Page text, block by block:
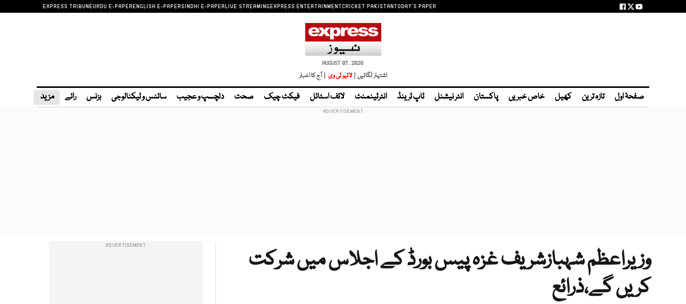
EXPRESS TRIBUNEURDU E-PAPERENGLISH E-PAPERSINDHI E-PAPERLIVE STREAMINGEXPRESS ENTERTAINMENTCRICKET PAKISTANTODAY'S PAPER
AUGUST 07, 2026
اشتہار لگائیں | لائیو ٹی وی | آج کا اخبار
صفحۂ اول تازہ ترین کھیل خاص خبریں پاکستان انٹر نیشنل ٹاپ ٹرینڈ انٹرٹینمنٹ لائف اسٹائل فیکٹ چیک صحت دلچسپ و عجیب سائنس و ٹیکنالوجی بزنس رائے مزید
وزیراعظم شہبازشریف غزہ پیس بورڈ کے اجلاس میں شرکت
کریں گے،ذرائع